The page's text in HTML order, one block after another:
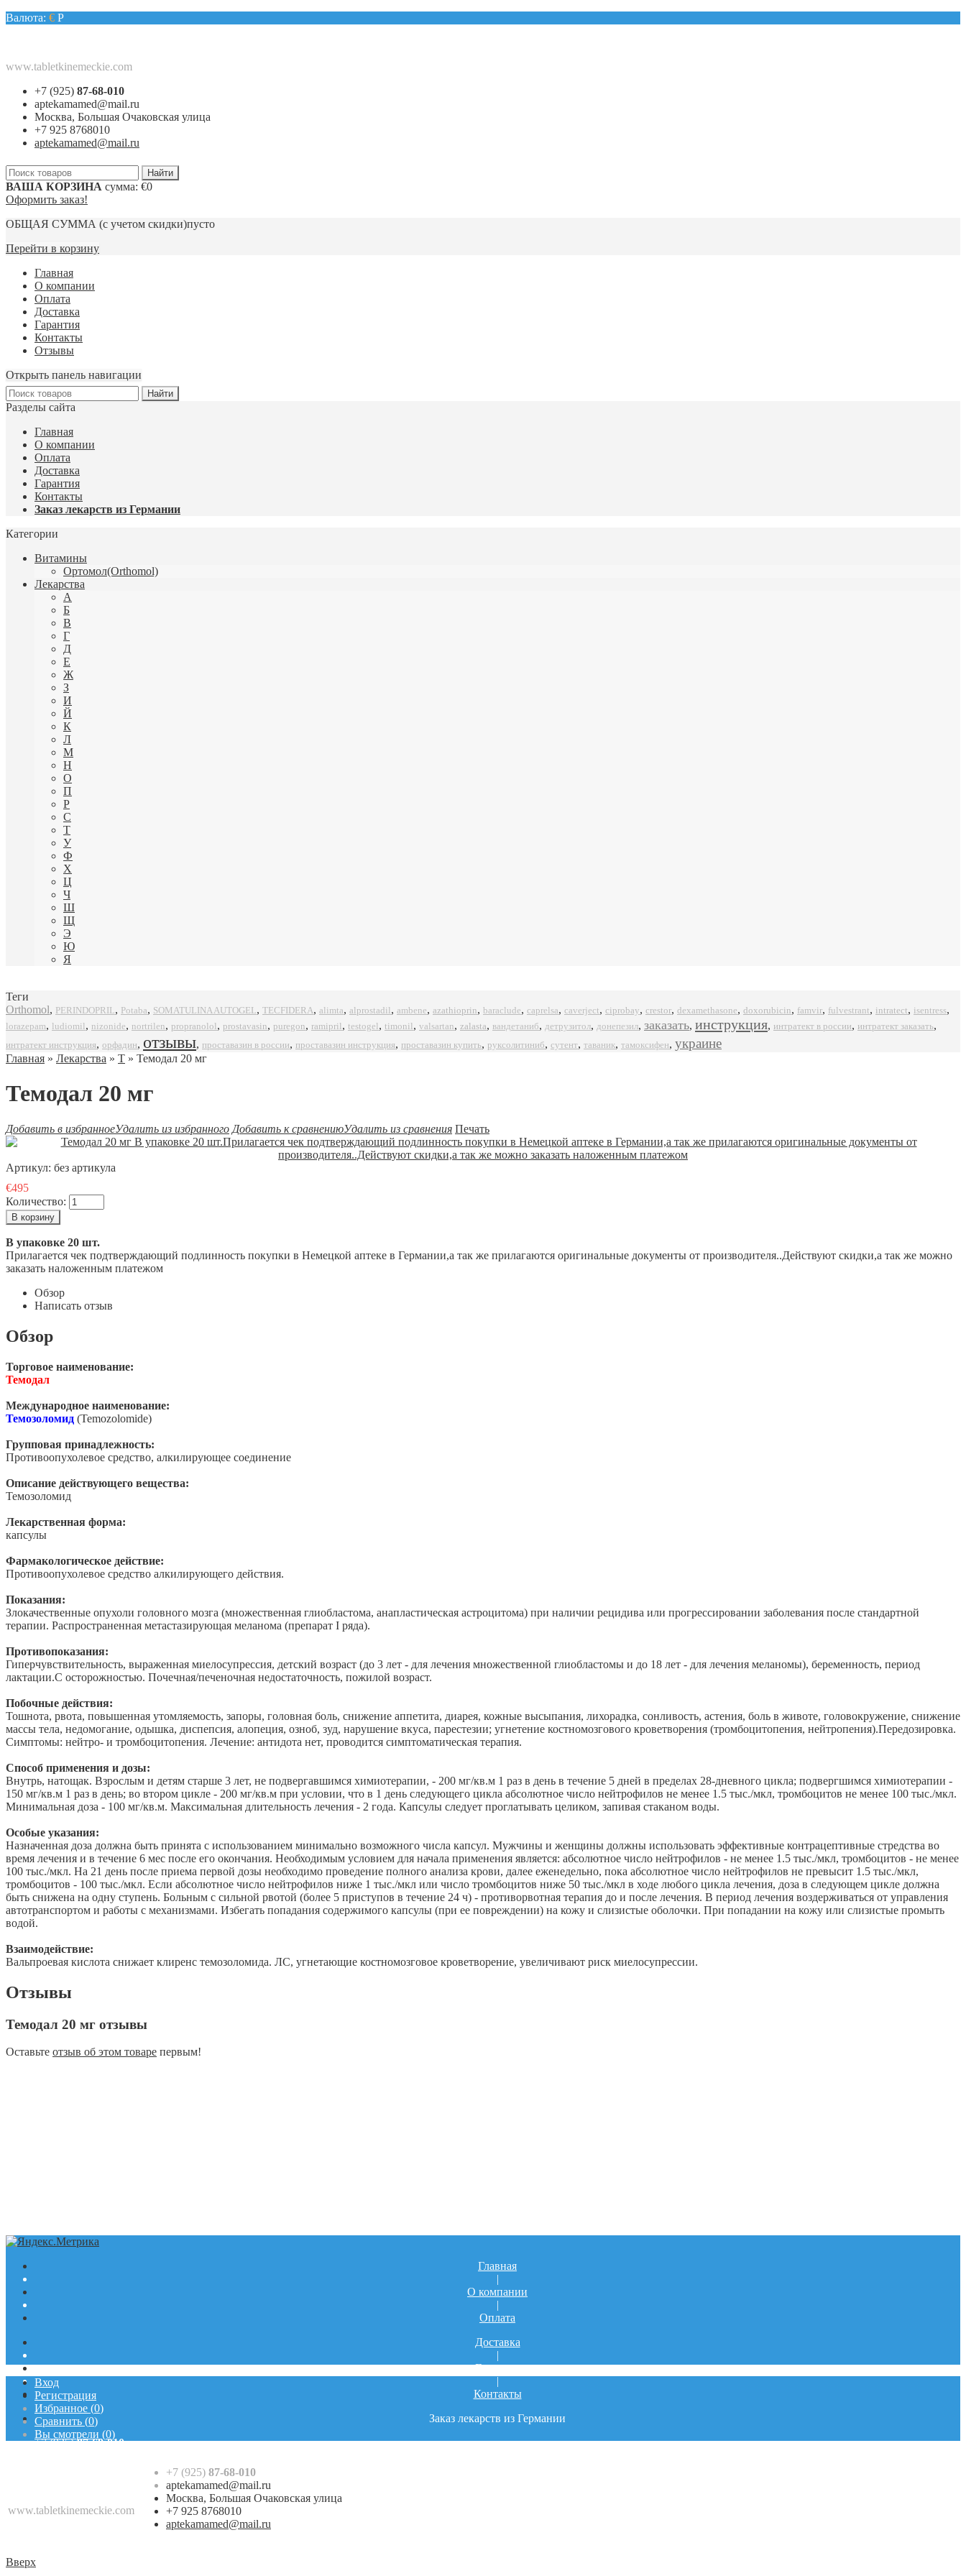
Валюта: € Р
www.tabletkinemeckie.com
+7 (925) 87-68-010
aptekamamed@mail.ru
Москва, Большая Очаковская улица
+7 925 8768010
aptekamamed@mail.ru
ВАША КОРЗИНА сумма: €0
Оформить заказ!
ОБЩАЯ СУММА (с учетом скидки)пусто
Перейти в корзину
Главная
О компании
Оплата
Доставка
Гарантия
Контакты
Отзывы
Открыть панель навигации
Разделы сайта
Главная
О компании
Оплата
Доставка
Гарантия
Контакты
Заказ лекарств из Германии
Категории
Витамины
Ортомол(Orthomol)
Лекарства
А
Б
В
Г
Д
Е
Ж
З
И
Й
К
Л
М
Н
О
П
Р
С
Т
У
Ф
Х
Ц
Ч
Ш
Щ
Э
Ю
Я
Теги
Orthomol, PERINDOPRIL, Potaba, SOMATULINA AUTOGEL, TECFIDERA, alimta, alprostadil, ambene, azathioprin, baraclude, caprelsa, caverject, ciprobay, crestor, dexamethasone, doxorubicin, famvir, fulvestrant, intratect, isentress,
lorazepam, ludiomil , nizonide, nortrilen, propranolol, prostavasin, puregon, ramipril, testogel , timonil, valsartan, zalasta, вандетаниб, детрузитол, донепезил, заказать, инструкция, интратект в россии, интратект заказать,
интратект инструкция, орфадин, отзывы, проставазин в россии, проставазин инструкция, проставазин купить, руксолитиниб, сутент, таваник, тамоксифен, украине
Главная » Лекарства » Т » Темодал 20 мг
Темодал 20 мг
Добавить в избранноеУдалить из избранного Добавить к сравнениюУдалить из сравнения Печать
Артикул: без артикула
€495
Количество:
В упаковке 20 шт.
Прилагается чек подтверждающий подлинность покупки в Немецкой аптеке в Германии,а так же прилагаются оригинальные документы от производителя..Действуют скидки,а так же можно
заказать наложенным платежом
Обзор
Написать отзыв
Обзор
Торговое наименование:
Темодал
Международное наименование:
Темозоломид (Temozolomide)
Групповая принадлежность:
Противоопухолевое средство, алкилирующее соединение
Описание действующего вещества:
Темозоломид
Лекарственная форма:
капсулы
Фармакологическое действие:
Противоопухолевое средство алкилирующего действия.
Показания:
Злокачественные опухоли головного мозга (множественная глиобластома, анапластическая астроцитома) при наличии рецидива или прогрессировании заболевания после стандартной
терапии. Распространенная метастазирующая меланома (препарат I ряда).
Противопоказания:
Гиперчувствительность, выраженная миелосупрессия, детский возраст (до 3 лет - для лечения множественной глиобластомы и до 18 лет - для лечения меланомы), беременность, период
лактации.C осторожностью. Почечная/печеночная недостаточность, пожилой возраст.
Побочные действия:
Тошнота, рвота, повышенная утомляемость, запоры, головная боль, снижение аппетита, диарея, кожные высыпания, лихорадка, сонливость, астения, боль в животе, головокружение, снижение
массы тела, недомогание, одышка, диспепсия, алопеция, озноб, зуд, нарушение вкуса, парестезии; угнетение костномозгового кроветворения (тромбоцитопения, нейтропения).Передозировка.
Симптомы: нейтро- и тромбоцитопения. Лечение: антидота нет, проводится симптоматическая терапия.
Способ применения и дозы:
Внутрь, натощак. Взрослым и детям старше 3 лет, не подвергавшимся химиотерапии, - 200 мг/кв.м 1 раз в день в течение 5 дней в пределах 28-дневного цикла; подвергшимся химиотерапии -
150 мг/кв.м 1 раз в день; во втором цикле - 200 мг/кв.м при условии, что в 1 день следующего цикла абсолютное число нейтрофилов не менее 1.5 тыс./мкл, тромбоцитов не менее 100 тыс./мкл.
Минимальная доза - 100 мг/кв.м. Максимальная длительность лечения - 2 года. Капсулы следует проглатывать целиком, запивая стаканом воды.
Особые указания:
Назначенная доза должна быть принята с использованием минимально возможного числа капсул. Мужчины и женщины должны использовать эффективные контрацептивные стредства во
время лечения и в течение 6 мес после его окончания. Необходимым условием для начала применения является: абсолютное число нейтрофилов - не менее 1.5 тыс./мкл, тромбоцитов - не менее
100 тыс./мкл. На 21 день после приема первой дозы необходимо проведение полного анализа крови, далее еженедельно, пока абсолютное число нейтрофилов не превысит 1.5 тыс./мкл,
тромбоцитов - 100 тыс./мкл. Если абсолютное число нейтрофилов ниже 1 тыс./мкл или число тромбоцитов ниже 50 тыс./мкл в ходе любого цикла лечения, доза в следующем цикле должна
быть снижена на одну ступень. Больным с сильной рвотой (более 5 приступов в течение 24 ч) - противорвотная терапия до и после лечения. В период лечения воздерживаться от управления
автотранспортом и работы с механизмами. Избегать попадания содержимого капсулы (при ее повреждении) на кожу и слизистые оболочки. При попадании на кожу или слизистые промыть
водой.
Взаимодействие:
Вальпроевая кислота снижает клиренс темозоломида. ЛС, угнетающие костномозговое кроветворение, увеличивают риск миелосупрессии.
Отзывы
Темодал 20 мг отзывы
Оставьте отзыв об этом товаре первым!
Главная
|
О компании
|
Оплата
Доставка
|
Гарантия
|
Контакты
Заказ лекарств из Германии
+7 (925)87-68-010
Москва, Большая Очаковская улица
aptekamamed@mail.ru
Вход
Регистрация
Избранное (0)
Сравнить (0)
Вы смотрели (0)
www.tabletkinemeckie.com
+7 (925) 87-68-010
aptekamamed@mail.ru
Москва, Большая Очаковская улица
+7 925 8768010
aptekamamed@mail.ru
Вверх